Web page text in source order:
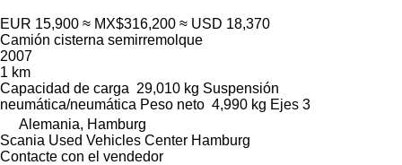
EUR 15,900 ≈ MX$316,200 ≈ USD 18,370
Camión cisterna semirremolque
2007
1 km
Capacidad de carga 29,010 kg Suspensión
neumática/neumática Peso neto 4,990 kg Ejes 3
Alemania, Hamburg
Scania Used Vehicles Center Hamburg
Contacte con el vendedor